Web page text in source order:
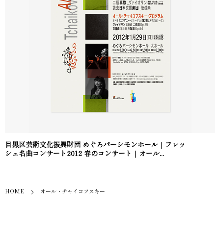
目黒区芸術文化振興財団 めぐろパーシモンホール｜フレッ
シュ名曲コンサート2012 春のコンサート｜オール...
HOME オール・チャイコフスキー